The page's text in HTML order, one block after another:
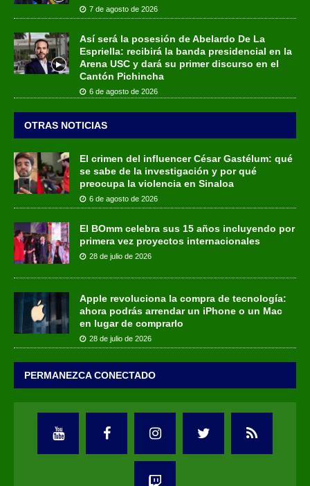
7 de agosto de 2026
Así será la posesión de Abelardo De La
Espriella: recibirá la banda presidencial en la
Arena USC y dará su primer discurso en el
Cantón Pichincha
6 de agosto de 2026
OTRAS NOTICIAS
El crimen del influencer César Gastélum: qué
se sabe de la investigación y por qué
preocupa la violencia en Sinaloa
6 de agosto de 2026
El BOmm celebra sus 15 años incluyendo por
primera vez proyectos internacionales
28 de julio de 2026
Apple revoluciona la compra de tecnología:
ahora podrás arrendar un iPhone o un Mac
en lugar de comprarlo
28 de julio de 2026
PERMANEZCA CONECTADO